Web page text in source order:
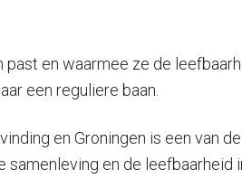
en waarmee ze de
een reguliere baan.
en Groningen is een
samenleving en de